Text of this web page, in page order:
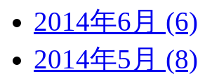
2014年6月 (6)
2014年5月 (8)